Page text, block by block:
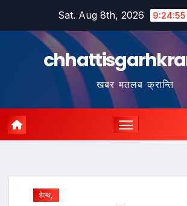
Sat. Aug 8th, 2026 9:24:56
खबर मतलब क्रान्ति
हेल्थ,